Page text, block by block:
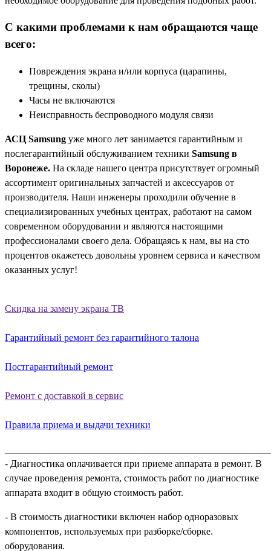
С какими проблемами к нам обращаются чаще
всего:
Повреждения экрана и/или корпуса (царапины,
трещины, сколы)
Часы не включаются
Неисправность беспроводного модуля связи
АСЦ Samsung уже много лет занимается гарантийным и
послегарантийный обслуживанием техники Samsung в
Воронеже. На складе нашего центра присутствует огромный
ассортимент оригинальных запчастей и аксессуаров от
производителя. Наши инженеры проходили обучение в
специализированных учебных центрах, работают на самом
современном оборудовании и являются настоящими
профессионалами своего дела. Обращаясь к нам, вы на сто
процентов окажетесь довольны уровнем сервиса и качеством
оказанных услуг!
Скидка на замену экрана ТВ
Гарантийный ремонт без гарантийного талона
Постгарантийный ремонт
Ремонт с доставкой в сервис
Правила приема и выдачи техники
- Диагностика оплачивается при приеме аппарата в ремонт. В
случае проведения ремонта, стоимость работ по диагностике
аппарата входит в общую стоимость работ.
- В стоимость диагностики включен набор одноразовых
компонентов, используемых при разборке/сборке.
оборудования.